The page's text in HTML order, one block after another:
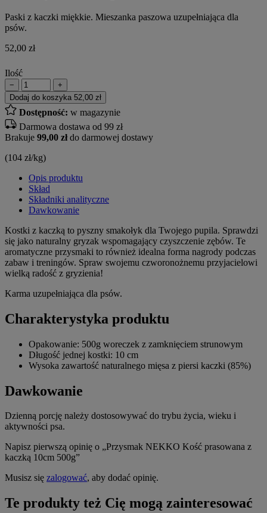
Paski z kaczki miękkie. Mieszanka paszowa uzupełniająca dla
psów.
52,00 zł
Ilość
−
+
Dodaj do koszyka 52,00 zł
Dostępność: w magazynie
Darmowa dostawa od 99 zł
Brakuje 99,00 złdo darmowej dostawy
(104 zł/kg)
Opis produktu
Skład
Składniki analityczne
Dawkowanie
Kostki z kaczką to pyszny smakołyk dla Twojego pupila. Sprawdzi
się jako naturalny gryzak wspomagający czyszczenie zębów. Te
aromatyczne przysmaki to również idealna forma nagrody podczas
zabaw i treningów. Spraw swojemu czworonożnemu przyjacielowi
wielką radość z gryzienia!
Karma uzupełniająca dla psów.
Charakterystyka produktu
Opakowanie: 500g woreczek z zamknięciem strunowym
Długość jednej kostki: 10 cm
Wysoka zawartość naturalnego mięsa z piersi kaczki (85%)
Dawkowanie
Dzienną porcję należy dostosowywać do trybu życia, wieku i
aktywności psa.
Napisz pierwszą opinię o „Przysmak NEKKO Kość prasowana z
kaczką 10cm 500g”
Musisz się zalogować, aby dodać opinię.
Te produkty też Cię mogą zainteresować